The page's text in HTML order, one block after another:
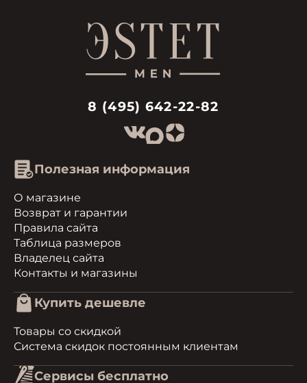
8 (495) 642-22-82
Полезная информация
О магазине
Возврат и гарантии
Правила сайта
Таблица размеров
Владелец сайта
Контакты и магазины
Купить дешевле
Товары со скидкой
Система скидок постоянным клиентам
Сервисы бесплатно